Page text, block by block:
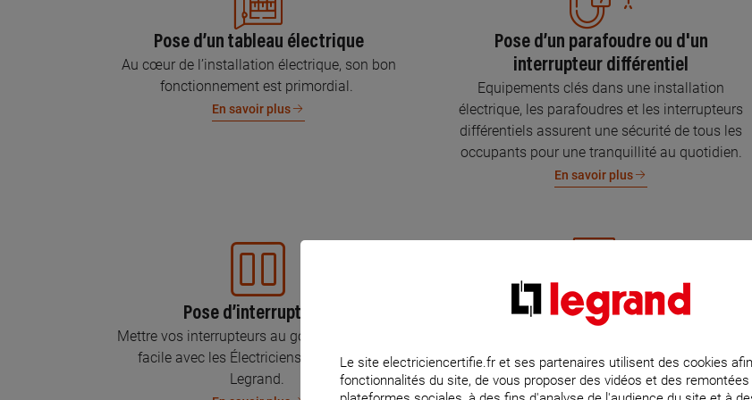
Pose d’un tableau électrique
Au cœur de l’installation électrique, son bon
fonctionnement est primordial.
En savoir plus
Pose d’un parafoudre ou d'un
interrupteur différentiel
Equipements clés dans une installation
électrique, les parafoudres et les interrupteurs
différentiels assurent une sécurité de tous les
occupants pour une tranquillité au quotidien.
En savoir plus
Pose d’interrupteurs
Mettre vos interrupteurs au goût du jour, c’est
facile avec les Électriciens Certifiés par
Legrand.
Mise aux normes de l’installation
Parce que l’électricité implique la sécurité et la
protection de votre famille et de vos biens,
Le site electriciencertifie.fr et ses partenaires utilisent des cookies
fonctionnalités du site, de vous proposer des vidéos et des